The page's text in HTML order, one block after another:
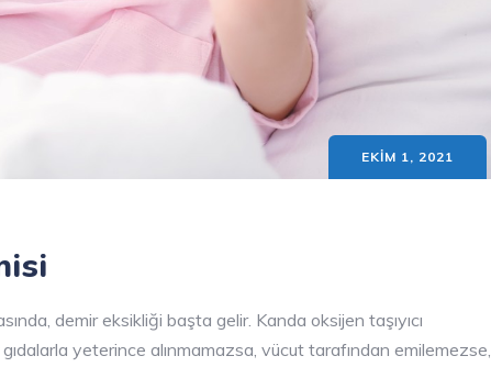
EKIM 1, 2021
demir eksikliği başta gelir. Kanda oksijen taşıyıcı
yeterince alınmamazsa, vücut tarafından emilemezse,